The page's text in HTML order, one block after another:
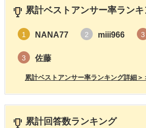
累計ベストアンサー率ラン
1 NANA77 2 miii966 3
3 佐藤
累計ベストアンサー率ランキング詳細＞
累計回答数ランキング